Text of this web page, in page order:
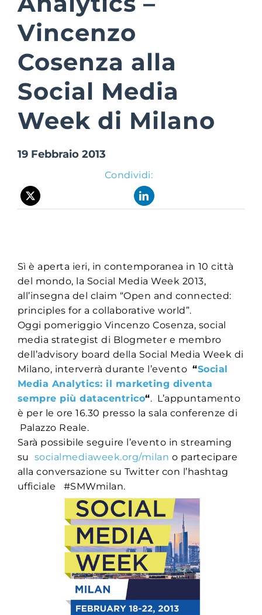
Suite Login
Vincenzo
Cosenza alla
Social Media
Week di Milano
19 Febbraio 2013
Condividi:
Sì è aperta ieri, in contemporanea in 10 città
del mondo, la Social Media Week 2013,
all’insegna del claim “Open and connected:
principles for a collaborative world”.
Oggi pomeriggio Vincenzo Cosenza, social
media strategist di Blogmeter e membro
dell’advisory board della Social Media Week di
Milano, interverrà durante l’evento“Social
Media Analytics: il marketing diventa
sempre più datacentrico“. L’appuntamento
è per le ore 16.30 presso la sala conferenze di
Palazzo Reale.
Sarà possibile seguire l’evento in streaming
su socialmediaweek.org/milan o partecipare
alla conversazione su Twitter con l’hashtag
ufficiale #SMWmilan.